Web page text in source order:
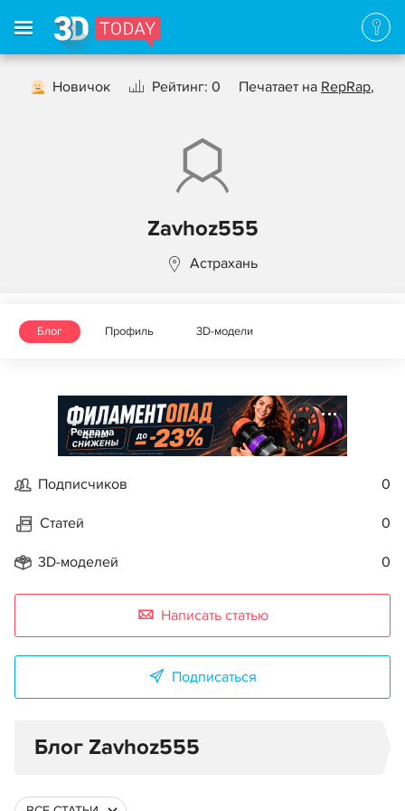
Новичок Рейтинг: 0 Печатает на RepRap,
Zavhoz555
Астрахань
Блог Профиль 3D-модели
Реклама
Подписчиков 0
Статей 0
3D-моделей 0
Написать статью
Подписаться
Блог Zavhoz555